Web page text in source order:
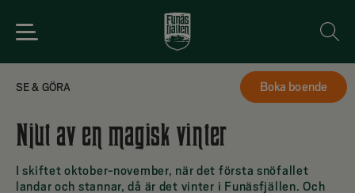
Boka boende
SE & GÖRA Spara
Njut av en magisk vinter
I skiftet oktober-november, när det första snöfallet
landar och stannar, då är det vinter i Funäsfjällen. Och